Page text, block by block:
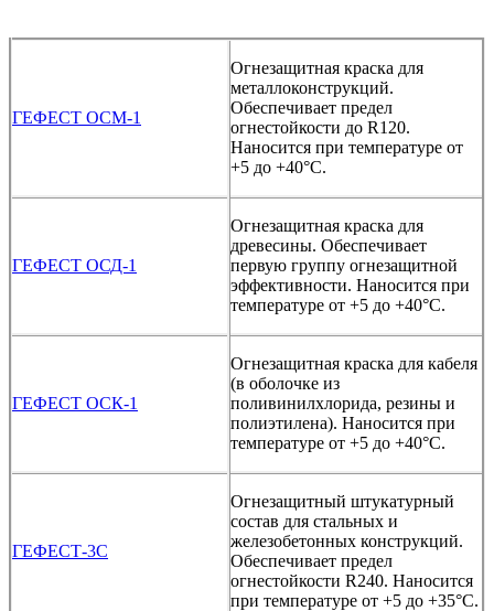
ГЕФЕСТ ОСМ-1
Огнезащитная краска для
металлоконструкций.
Обеспечивает предел
огнестойкости до R120.
Наносится при температуре от
+5 до +40°С.
ГЕФЕСТ ОСД-1
Огнезащитная краска для
древесины. Обеспечивает
первую группу огнезащитной
эффективности. Наносится при
температуре от +5 до +40°С.
ГЕФЕСТ ОСК-1
Огнезащитная краска для кабеля
(в оболочке из
поливинилхлорида, резины и
полиэтилена). Наносится при
температуре от +5 до +40°С.
ГЕФЕСТ-3С
Огнезащитный штукатурный
состав для стальных и
железобетонных конструкций.
Обеспечивает предел
огнестойкости R240. Наносится
при температуре от +5 до +35°С.